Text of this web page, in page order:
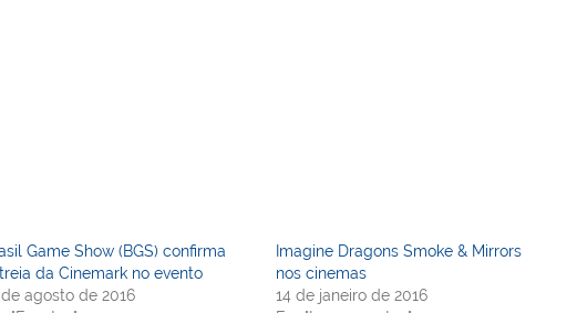
Game Show (BGS) confirma
da Cinemark no evento
de agosto de 2016
Imagine Dragons Smoke & Mirrors
nos cinemas
14 de janeiro de 2016